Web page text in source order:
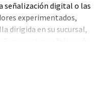
señalización digital o las
experimentados,
dirigida en su sucursal,
demuestra que